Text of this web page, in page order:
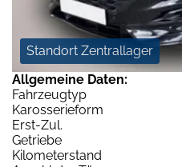
Standort Zentrallager
Allgemeine Daten:
Fahrzeugtyp
Karosserieform
Erst-Zul.
Getriebe
Kilometerstand